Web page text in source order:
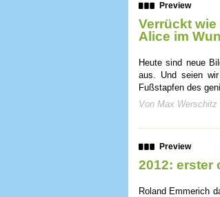
Preview
Verrückt
Alice im
Heute sind neue
aus. Und seien
Fußstapfen des
Von Max Werschitz
Preview
2012: erster
Roland Emmerich